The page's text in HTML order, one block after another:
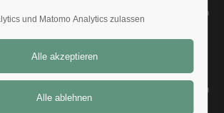
Juni 2026 – Wie auch in den letzten
zu unserer Weihnachtsfeier zu
den VKKK e.V. Regensburg
der Verein trägt aus der Kasse
dieser Aktion bei. Insgesamt haben
von 2.125,-€ zusammengebracht.
und Matomo Analytics zulassen